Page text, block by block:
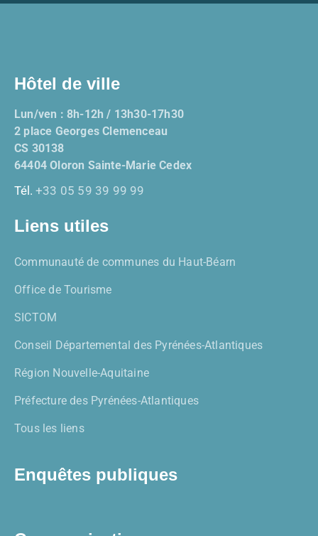
Hôtel de ville
Lun/ven : 8h-12h / 13h30-17h30
2 place Georges Clemenceau
CS 30138
64404 Oloron Sainte-Marie Cedex
Tél. +33 05 59 39 99 99
Liens utiles
Communauté de communes du Haut-Béarn
Office de Tourisme
SICTOM
Conseil Départemental des Pyrénées-Atlantiques
Région Nouvelle-Aquitaine
Préfecture des Pyrénées-Atlantiques
Tous les liens
Enquêtes publiques